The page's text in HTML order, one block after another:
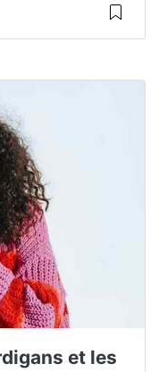
et les